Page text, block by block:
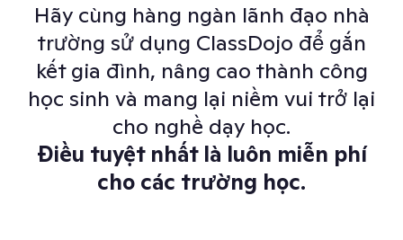
Hãy cùng hàng ngàn lãnh đạo nhà
trường sử dụng ClassDojo để gắn
kết gia đình, nâng cao thành công
học sinh và mang lại niềm vui trở lại
cho nghề dạy học.
Điều tuyệt nhất là luôn miễn phí
cho các trường học.